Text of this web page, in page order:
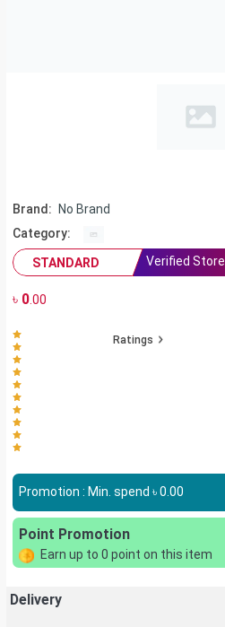
Brand:
No Brand
Category:
STANDARD
Verified Store
৳ 0.00
Ratings
Promotion : Min. spend ৳0.00
Point Promotion
Earn up to 0 point on this item
Delivery